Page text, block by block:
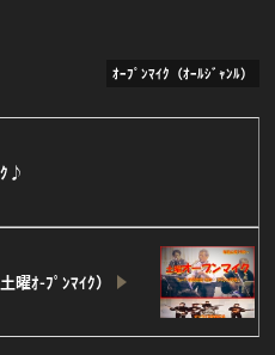
ｵｰﾌﾟﾝﾏｲｸ（ｵｰﾙｼﾞｬﾝﾙ）
♪
土曜ｵ-ﾌﾟﾝﾏｲｸ）